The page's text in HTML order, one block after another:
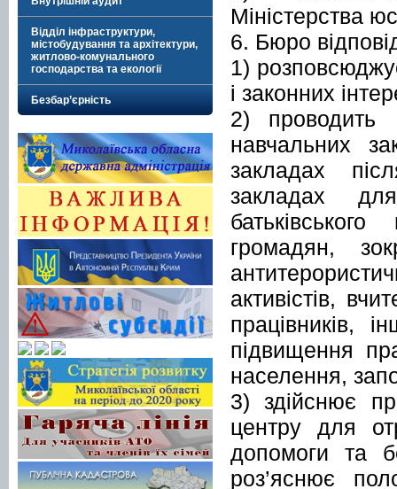
Відділ інфраструктури,
містобудування та архітектури,
житлово-комунального
господарства та екології
Безбар’єрність
Міністерства
6. Бюро
1)
і законних
2) проводить
навчальних
закладах
закладах
громадян,
активістів,
працівників,
підвищення
населення,
3) здійснює
центру для
допомоги та
роз’яснює